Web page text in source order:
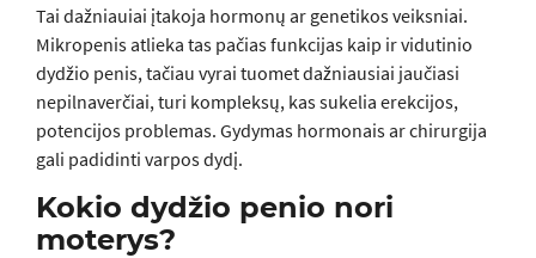
Tai dažniauiai įtakoja hormonų ar genetikos veiksniai.
Mikropenis atlieka tas pačias funkcijas kaip ir vidutinio
dydžio penis, tačiau vyrai tuomet dažniausiai jaučiasi
nepilnaverčiai, turi kompleksų, kas sukelia erekcijos,
potencijos problemas. Gydymas hormonais ar chirurgija
gali padidinti varpos dydį.
Kokio dydžio penio nori
moterys?